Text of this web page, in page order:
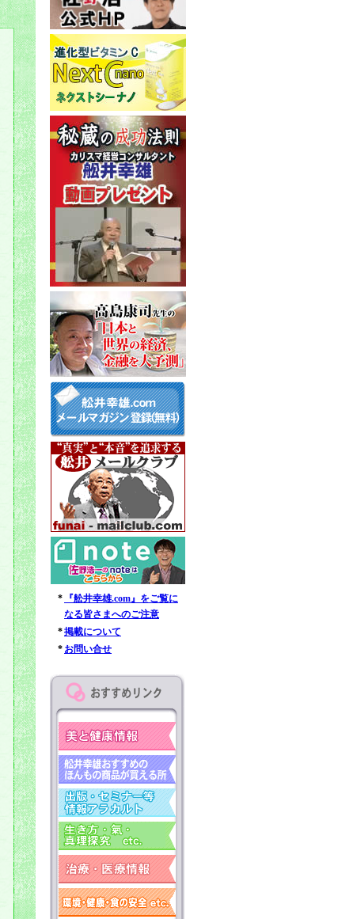
*
『舩井幸雄.com』をご覧に
なる皆さまへのご注意
*掲載について
* お問い合せ